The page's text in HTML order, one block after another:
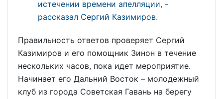
истечении времени апелляции, -
рассказал Сергий Казимиров.
Правильность ответов проверяет Сергий
Казимиров и его помощник Зинон в течение
нескольких часов, пока идет мероприятие.
Начинает его Дальний Восток – молодежный
клуб из города Советская Гавань на берегу